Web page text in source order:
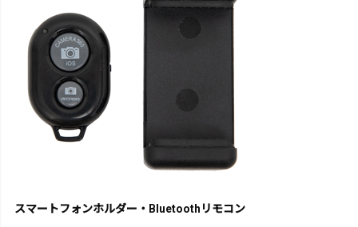
スマートフォンホルダー・Bluetoothリモコン